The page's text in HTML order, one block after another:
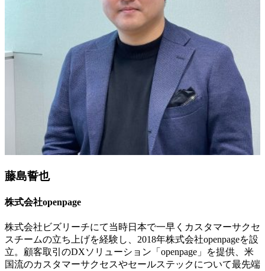
藤島誓也
株式会社openpage
株式会社ビズリーチにて当時日本で一早くカスタマーサクセ
スチームの立ち上げを経験し、2018年株式会社openpageを設
立。顧客取引のDXソリューション「openpage」を提供、米
国流のカスタマーサクセスやセールステックについて最先端